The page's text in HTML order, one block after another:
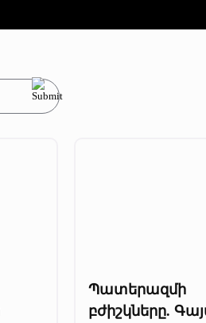
Պատերազմի
բժիշկները.